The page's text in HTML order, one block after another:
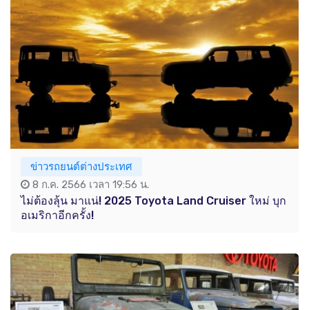
ข่าวรถยนต์ต่างประเทศ
8 ก.ค. 2566 เวลา 19:56 น.
ไม่ต้องลุ้น มาแน่! 2025 Toyota Land Cruiser ใหม่ บุก
อเมริกาอีกครั้ง!